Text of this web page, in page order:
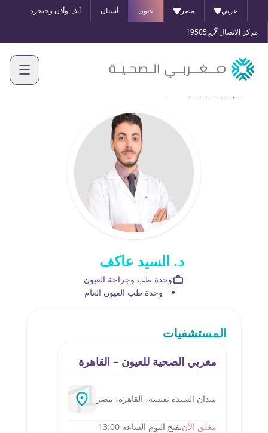
عربي مصر عيون أسنان أنف وأذن وحنجرة
مركز الاتصال 19505
د. السيد عاكف
وحدة طب وجراحة العيون
وحدة طب العيون العام
المستشفيات
مغربي الصحية للعيون – القاهرة
ميدان السيدة نفيسة، القاهرة، مصر
مغلق الآنيفتح اليوم الساعة 13:00